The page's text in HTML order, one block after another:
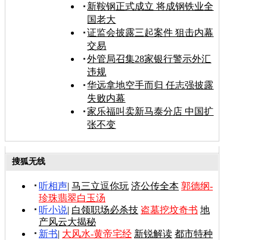
新鞍钢正式成立 将成钢铁业全
国老大
证监会披露三起案件 狙击内幕
交易
外管局召集28家银行警示外汇
违规
华远拿地空手而归 任志强披露
失败内幕
家乐福叫卖新马泰分店 中国扩
张不变
搜狐无线
听相声| 马三立逗你玩 济公传全本 郭德纲-
珍珠翡翠白玉汤
听小说| 白领职场必杀技 盗墓挖坟奇书 地
产风云大揭秘
新书| 大风水-黄帝宅经 新锐解读 都市特种